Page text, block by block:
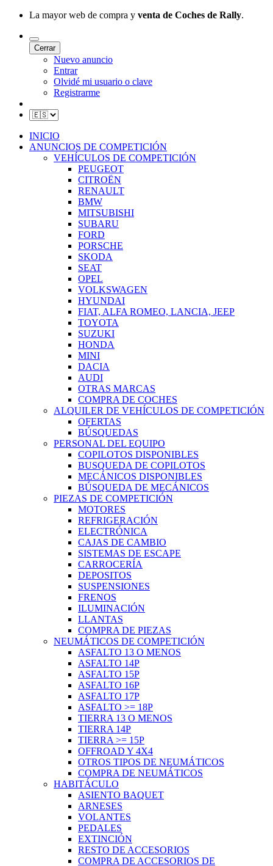
La mayor web de compra y venta de Coches de Rally.
Cerrar
Nuevo anuncio
Entrar
Olvidé mi usuario o clave
Registrarme
INICIO
ANUNCIOS DE COMPETICIÓN
VEHÍCULOS DE COMPETICIÓN
PEUGEOT
CITROËN
RENAULT
BMW
MITSUBISHI
SUBARU
FORD
PORSCHE
SKODA
SEAT
OPEL
VOLKSWAGEN
HYUNDAI
FIAT, ALFA ROMEO, LANCIA, JEEP
TOYOTA
SUZUKI
HONDA
MINI
DACIA
AUDI
OTRAS MARCAS
COMPRA DE COCHES
ALQUILER DE VEHÍCULOS DE COMPETICIÓN
OFERTAS
BÚSQUEDAS
PERSONAL DEL EQUIPO
COPILOTOS DISPONIBLES
BUSQUEDA DE COPILOTOS
MECÁNICOS DISPONIBLES
BÚSQUEDA DE MECÁNICOS
PIEZAS DE COMPETICIÓN
MOTORES
REFRIGERACIÓN
ELECTRÓNICA
CAJAS DE CAMBIO
SISTEMAS DE ESCAPE
CARROCERÍA
DEPOSITOS
SUSPENSIONES
FRENOS
ILUMINACIÓN
LLANTAS
COMPRA DE PIEZAS
NEUMÁTICOS DE COMPETICIÓN
ASFALTO 13 O MENOS
ASFALTO 14P
ASFALTO 15P
ASFALTO 16P
ASFALTO 17P
ASFALTO >= 18P
TIERRA 13 O MENOS
TIERRA 14P
TIERRA >= 15P
OFFROAD Y 4X4
OTROS TIPOS DE NEUMÁTICOS
COMPRA DE NEUMÁTICOS
HABITÁCULO
ASIENTO BAQUET
ARNESES
VOLANTES
PEDALES
EXTINCIÓN
RESTO DE ACCESORIOS
COMPRA DE ACCESORIOS DE